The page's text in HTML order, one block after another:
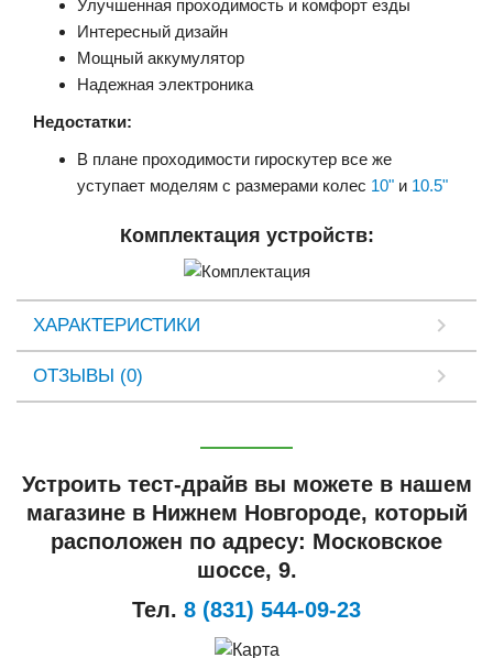
Улучшенная проходимость и комфорт езды
Интересный дизайн
Мощный аккумулятор
Надежная электроника
Недостатки:
В плане проходимости гироскутер все же
уступает моделям с размерами колес 10" и 10.5"
Комплектация устройств:
ХАРАКТЕРИСТИКИ
ОТЗЫВЫ (0)
Устроить тест-драйв вы можете в нашем
магазине в Нижнем Новгороде, который
расположен по адресу: Московское
шоссе, 9.
Тел. 8 (831) 544-09-23